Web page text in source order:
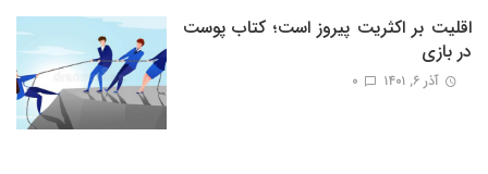
اقلیت بر اکثریت پیروز است؛ کتاب پوست
در بازی
آذر ۶, ۱۴۰۱ 0